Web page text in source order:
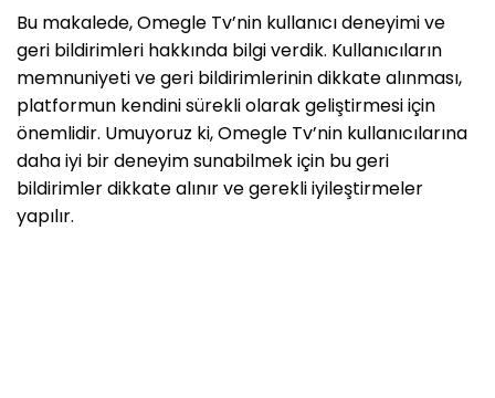
Bu makalede, Omegle Tv’nin kullanıcı deneyimi ve
geri bildirimleri hakkında bilgi verdik. Kullanıcıların
memnuniyeti ve geri bildirimlerinin dikkate alınması,
platformun kendini sürekli olarak geliştirmesi için
önemlidir. Umuyoruz ki, Omegle Tv’nin kullanıcılarına
daha iyi bir deneyim sunabilmek için bu geri
bildirimler dikkate alınır ve gerekli iyileştirmeler
yapılır.